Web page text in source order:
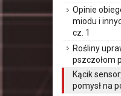
Opinie
miodu i
cz. 1
Rośliny
pszczołom
Kącik
pomysł na